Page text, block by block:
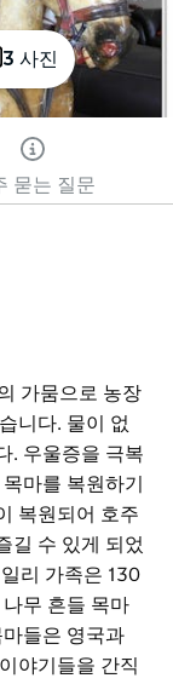
3 사진
묻는 질문
가뭄으로 농장
니다. 물이 없
. 우울증을 극복
마를 복원하기
복원되어 호주
길 수 있게 되었
리 가족은 130
무 흔들 목마
들은 영국과
야기들을 간직